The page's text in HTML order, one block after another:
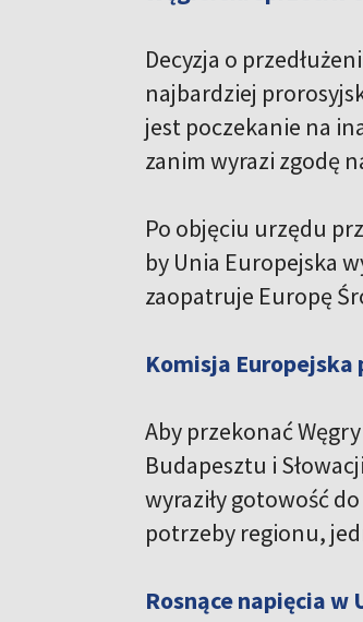
Decyzja o
najbardziej
jest poczekanie na
zanim wyrazi zgodę
Po objęciu urzędu
by Unia Europejska
zaopatruje Europę
Komisja
Aby przekonać
Budapesztu i
wyraziły gotowość
potrzeby regionu,
Rosnące napięcia w